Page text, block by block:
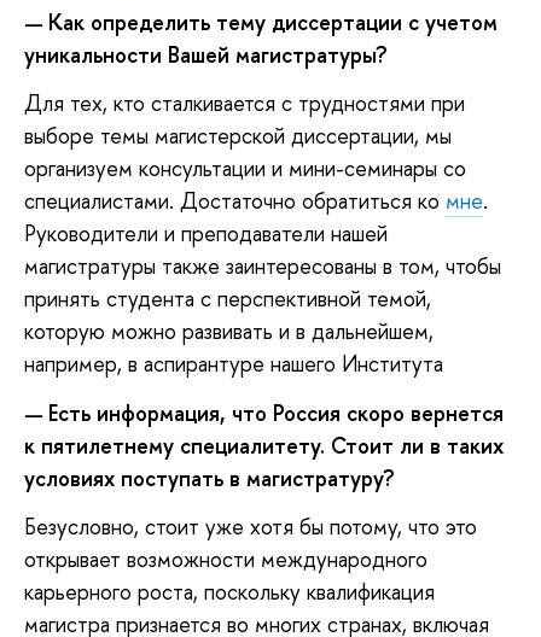
— Как определить тему диссертации с учетом
уникальности Вашей магистратуры?
Для тех, кто сталкивается с трудностями при
выборе темы магистерской диссертации, мы
организуем консультации и мини-семинары со
специалистами. Достаточно обратиться ко мне.
Руководители и преподаватели нашей
магистратуры также заинтересованы в том, чтобы
принять студента с перспективной темой,
которую можно развивать и в дальнейшем,
например, в аспирантуре нашего Института
— Есть информация, что Россия скоро вернется
к пятилетнему специалитету. Стоит ли в таких
условиях поступать в магистратуру?
Безусловно, стоит уже хотя бы потому, что это
открывает возможности международного
карьерного роста, поскольку квалификация
магистра признается во многих странах, включая